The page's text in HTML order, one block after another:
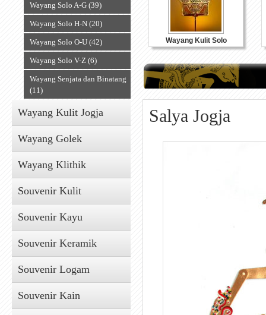
Wayang Solo A-G (39)
Wayang Solo H-N (20)
Wayang Solo O-U (42)
Wayang Solo V-Z (6)
Wayang Senjata dan Binatang
(11)
Wayang Kulit Jogja
Wayang Golek
Wayang Klithik
Souvenir Kulit
Souvenir Kayu
Souvenir Keramik
Souvenir Logam
Souvenir Kain
Wayang Kulit Solo
Salya Jogja